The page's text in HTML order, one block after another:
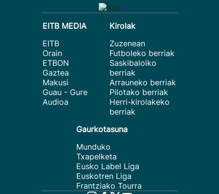
EITB MEDIA
EITB
Orain
ETBON
Gaztea
Makusi
Guau - Gure
Audioa
Kirolak
Zuzenean
Futboleko berriak
Saskibaloiko
berriak
Arrauneko berriak
Pilotako berriak
Herri-kirolakeko
berriak
Gaurkotasuna
Munduko
Txapelketa
Eusko Label Liga
Euskotren Liga
Frantziako Tourra